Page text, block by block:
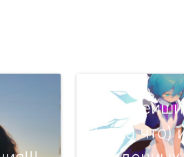
(пока что)